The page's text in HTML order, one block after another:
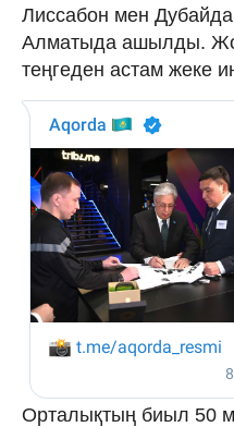
Лиссабон мен
Алматыда ашылды.
теңгеден астам жеке
Орталықтың биыл 50